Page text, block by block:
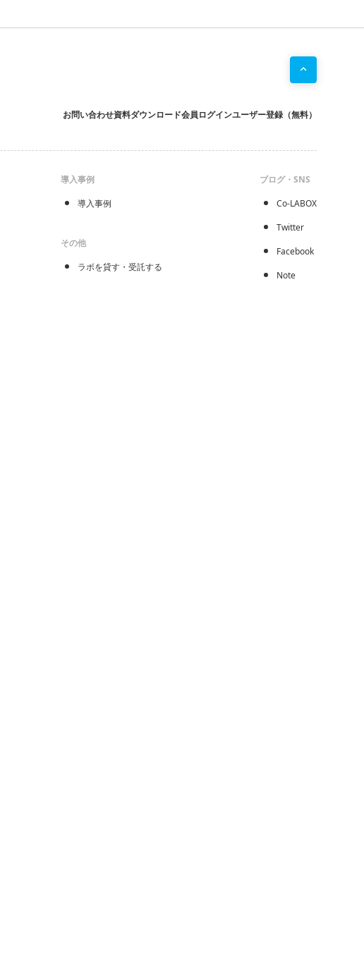
お問い合わせ資料ダウンロード会員ログインユーザー登録（無料）
導入事例
導入事例
その他
ラボを貸す・受託する
ブログ・SNS
Co-LABOX
Twitter
Facebook
Note